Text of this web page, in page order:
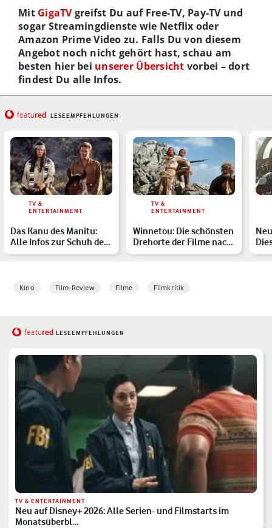
Mit GigaTVgreifst Du auf Free-TV, Pay-TV und
sogar Streamingdienste wie Netflix oder
Amazon Prime Video zu. Falls Du von diesem
Angebot noch nicht gehört hast, schau am
besten hier bei unserer Übersicht vorbei – dort
findest Du alle Infos.
featured LESEEMPFEHLUNGEN
TV &
ENTERTAINMENT
Das Kanu des Manitu:
Alle Infos zur Schuh des
Manitu-Fortsetzung …
TV &
ENTERTAINMENT
Winnetou: Die schönsten
Drehorte der Filme nach
Karl May
Kino Film-Review Filme Filmkritik
featured LESEEMPFEHLUNGEN
TV & ENTERTAINMENT
Neu auf Disney+ 2026: Alle Serien- und Filmstarts im
Monatsüberbl…